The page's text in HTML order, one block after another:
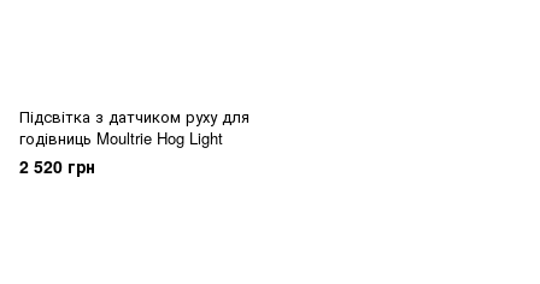
Підсвітка з датчиком руху для
годівниць Moultrie Hog Light
2 520 грн